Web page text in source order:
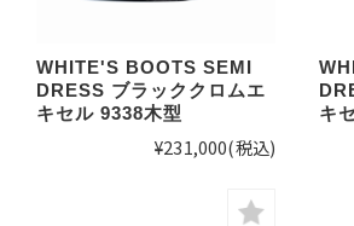
WHITE'S BOOTS SEMI
DRESS ブラッククロムエ
キセル 9338木型
¥231,000(税込)
キ